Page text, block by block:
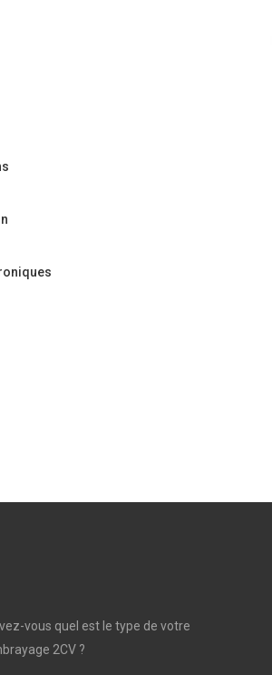
vous quel est le type de votre
2CV ?